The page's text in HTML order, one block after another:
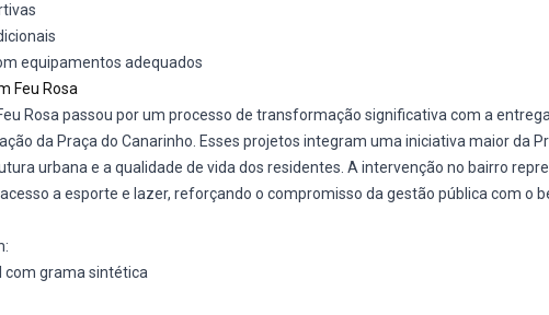
equipamentos adequados
Feu Rosa
Rosa passou por um processo de transformação significativa com a
da Praça do Canarinho. Esses projetos integram uma iniciativa maior da
urbana e a qualidade de vida dos residentes. A intervenção no bairro
a esporte e lazer, reforçando o compromisso da gestão pública com o
com grama sintética